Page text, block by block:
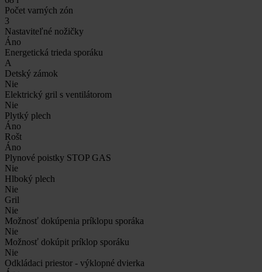
Počet varných zón
3
Nastaviteľné nožičky
Áno
Energetická trieda sporáku
A
Detský zámok
Nie
Elektrický gril s ventilátorom
Nie
Plytký plech
Áno
Rošt
Áno
Plynové poistky STOP GAS
Nie
Hlboký plech
Nie
Gril
Nie
Možnosť dokúpenia príklopu sporáka
Nie
Možnosť dokúpit príklop sporáku
Nie
Odkládaci priestor - výklopné dvierka